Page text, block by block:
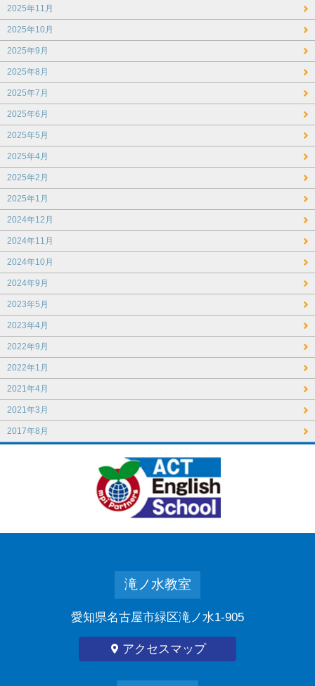
2025年11月
2025年10月
2025年9月
2025年8月
2025年7月
2025年6月
2025年5月
2025年4月
2025年2月
2025年1月
2024年12月
2024年11月
2024年10月
2024年9月
2023年5月
2023年4月
2022年9月
2022年1月
2021年4月
2021年3月
2017年8月
滝ノ水教室
愛知県名古屋市緑区滝ノ水1-905
アクセスマップ